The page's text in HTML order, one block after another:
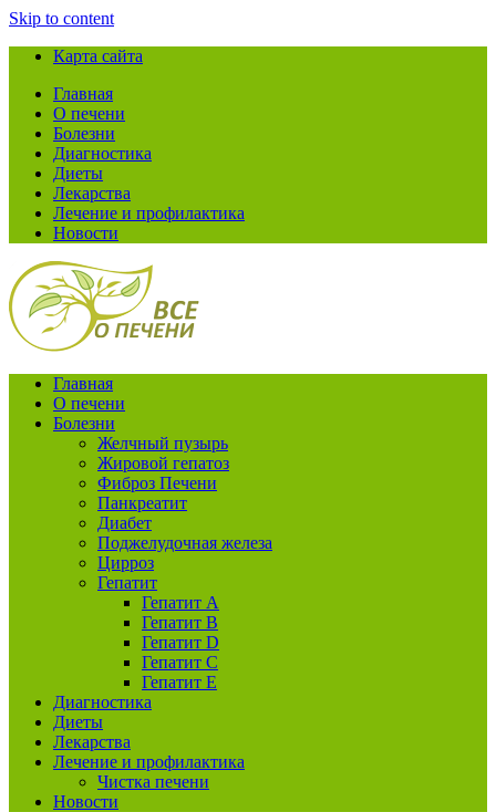
Skip to content
Карта сайта
Главная
О печени
Болезни
Диагностика
Диеты
Лекарства
Лечение и профилактика
Новости
Главная
О печени
Болезни
Желчный пузырь
Жировой гепатоз
Фиброз Печени
Панкреатит
Диабет
Поджелудочная железа
Цирроз
Гепатит
Гепатит А
Гепатит B
Гепатит D
Гепатит С
Гепатит E
Диагностика
Диеты
Лекарства
Лечение и профилактика
Чистка печени
Новости